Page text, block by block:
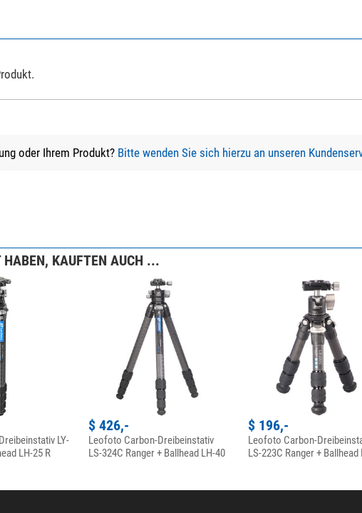
oder Ihrem Produkt? Bitte wenden Sie sich hierzu an unseren
HABEN, KAUFTEN AUCH ...
LY-
LH-25 R
$ 426,-
Leofoto Carbon-Dreibeinstativ
LS-324C Ranger + Ballhead LH-40
$ 196,-
Leofoto Carbon-
LS-223C Ranger + Ballhead